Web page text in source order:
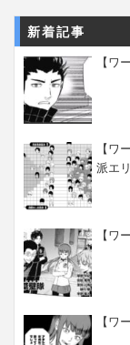
新着記事
【ワ
【ワ
派エ
【ワ
【ワ